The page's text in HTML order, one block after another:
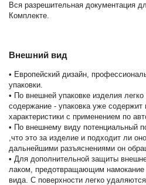
Вся разрешительная документация
Комплекте.
Внешний вид
• Европейский дизайн,
упаковки.
• По внешней упаковке изделия
содержание - упаковка уже
характеристики с применением по
• По внешнему виду потенциальный
,что это за изделие и подходит ли
дальнейшими разъяснениями он
• Для дополнительной защиты
лаком, предотвращающим намокание
вида. С поверхности легко